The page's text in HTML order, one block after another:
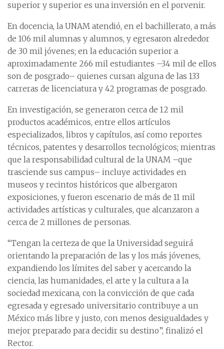
superior y superior es una inversión en el porvenir.
En docencia, la UNAM atendió, en el bachillerato, a más
de 106 mil alumnas y alumnos, y egresaron alrededor
de 30 mil jóvenes; en la educación superior a
aproximadamente 266 mil estudiantes –34 mil de ellos
son de posgrado– quienes cursan alguna de las 133
carreras de licenciatura y 42 programas de posgrado.
En investigación, se generaron cerca de 12 mil
productos académicos, entre ellos artículos
especializados, libros y capítulos, así como reportes
técnicos, patentes y desarrollos tecnológicos; mientras
que la responsabilidad cultural de la UNAM –que
trasciende sus campus– incluye actividades en
museos y recintos históricos que albergaron
exposiciones, y fueron escenario de más de 11 mil
actividades artísticas y culturales, que alcanzaron a
cerca de 2 millones de personas.
“Tengan la certeza de que la Universidad seguirá
orientando la preparación de las y los más jóvenes,
expandiendo los límites del saber y acercando la
ciencia, las humanidades, el arte y la cultura a la
sociedad mexicana, con la convicción de que cada
egresada y egresado universitario contribuye a un
México más libre y justo, con menos desigualdades y
mejor preparado para decidir su destino”, finalizó el
Rector.